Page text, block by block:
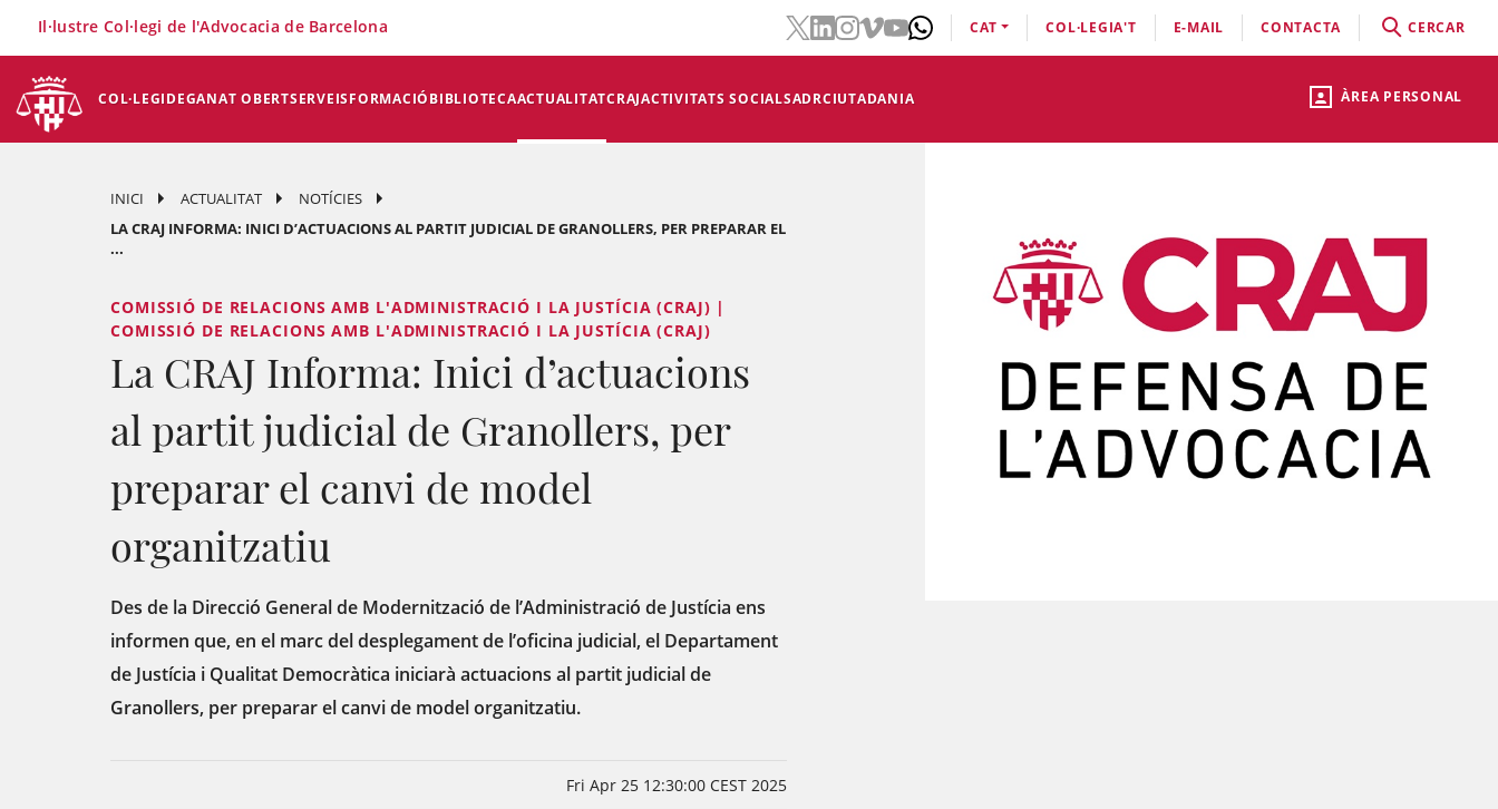
ÀREA PERSONAL
COL·LEGIDEGANAT OBERTSERVEISFORMACIÓBIBLIOTECAACTUALITATCRAJACTIVITATS SOCIALSADRCIUTADANIA
Il·lustre Col·legi de l'Advocacia de Barcelona CAT COL·LEGIA'T E-MAIL CONTACTA CERCAR
INICI ACTUALITAT
NOTÍCIES
LA CRAJ INFORMA: INICI D’ACTUACIONS AL PARTIT JUDICIAL DE GRANOLLERS, PER PREPARAR EL
...
COMISSIÓ DE RELACIONS AMB L'ADMINISTRACIÓ I LA JUSTÍCIA (CRAJ) |
COMISSIÓ DE RELACIONS AMB L'ADMINISTRACIÓ I LA JUSTÍCIA (CRAJ)
La CRAJ Informa: Inici d’actuacions
al partit judicial de Granollers, per
preparar el canvi de model
organitzatiu
Des de la Direcció General de Modernització de l’Administració de Justícia ens
informen que, en el marc del desplegament de l’oficina judicial, el Departament
de Justícia i Qualitat Democràtica iniciarà actuacions al partit judicial de
Granollers, per preparar el canvi de model organitzatiu.
Fri Apr 25 12:30:00 CEST 2025